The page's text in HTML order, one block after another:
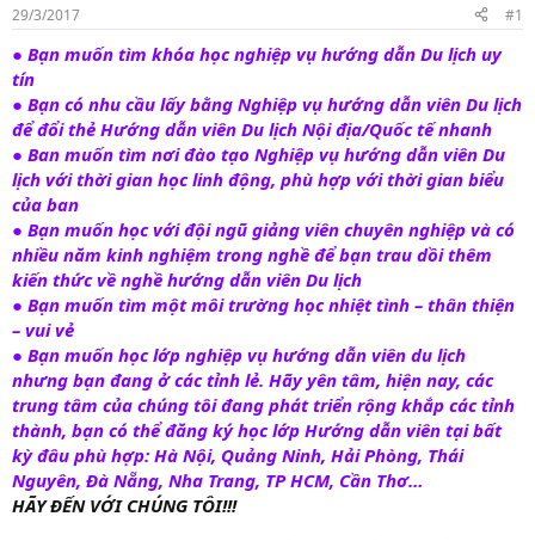
g
29/3/2017 #1
● Bạn muốn tìm khóa học nghiệp vụ hướng dẫn Du lịch uy
tín
● Bạn có nhu cầu lấy bằng Nghiệp vụ hướng dẫn viên Du lịch
để đổi thẻ Hướng dẫn viên Du lịch Nội địa/Quốc tế nhanh
● Ban muốn tìm nơi đào tạo Nghiệp vụ hướng dẫn viên Du
lịch với thời gian học linh động, phù hợp với thời gian biểu
của ban
● Bạn muốn học với đội ngũ giảng viên chuyên nghiệp và có
nhiều năm kinh nghiệm trong nghề để bạn trau dồi thêm
kiến thức về nghề hướng dẫn viên Du lịch
● Bạn muốn tìm một môi trường học nhiệt tình – thân thiện
– vui vẻ
● Bạn muốn học lớp nghiệp vụ hướng dẫn viên du lịch
nhưng bạn đang ở các tỉnh lẻ. Hãy yên tâm, hiện nay, các
trung tâm của chúng tôi đang phát triển rộng khắp các tỉnh
thành, bạn có thể đăng ký học lớp Hướng dẫn viên tại bất
kỳ đâu phù hợp: Hà Nội, Quảng Ninh, Hải Phòng, Thái
Nguyên, Đà Nẵng, Nha Trang, TP HCM, Cần Thơ…
HÃY ĐẾN VỚI CHÚNG TÔI!!!